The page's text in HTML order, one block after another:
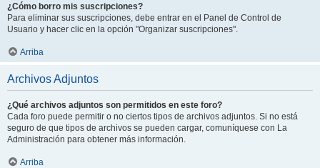
¿Cómo borro mis suscripciones?
Para eliminar sus suscripciones, debe entrar en el Panel de Control de
Usuario y hacer clic en la opción "Organizar suscripciones".
Arriba
Archivos Adjuntos
¿Qué archivos adjuntos son permitidos en este foro?
Cada foro puede permitir o no ciertos tipos de archivos adjuntos. Si no está
seguro de que tipos de archivos se pueden cargar, comuníquese con La
Administración para obtener más información.
Arriba